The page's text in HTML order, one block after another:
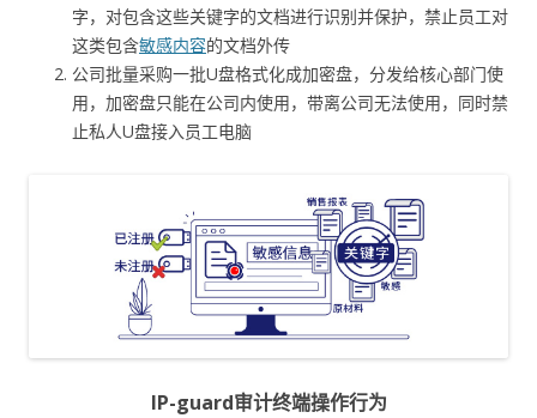
字，对包含这些关键字的文档进行识别并保护，禁止员工对
这类包含敏感内容的文档外传
公司批量采购一批U盘格式化成加密盘，分发给核心部门使
用，加密盘只能在公司内使用，带离公司无法使用，同时禁
止私人U盘接入员工电脑
IP-guard审计终端操作行为